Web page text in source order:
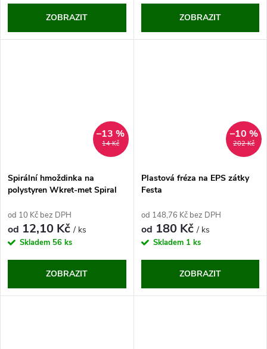
ZOBRAZIT ZOBRAZIT
14 Kč
–13 %
Spirální hmoždinka na
polystyren Wkret-met Spiral
od 10 Kč bez DPH
od 12,10 Kč/ ks
Skladem 56 ks
ZOBRAZIT
202 Kč
–10 %
Plastová fréza na EPS zátky
Festa
od 148,76 Kč bez DPH
od 180 Kč/ ks
Skladem 1 ks
ZOBRAZIT